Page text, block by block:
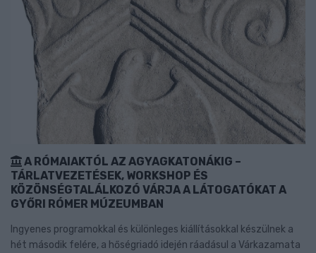
A RÓMAIAKTÓL AZ AGYAGKATONÁKIG –
TÁRLATVEZETÉSEK, WORKSHOP ÉS
KÖZÖNSÉGTALÁLKOZÓ VÁRJA A LÁTOGATÓKAT A
GYŐRI RÓMER MÚZEUMBAN
Ingyenes programokkal és különleges kiállításokkal készülnek a
hét második felére, a hőségriadó idején ráadásul a Várkazamata